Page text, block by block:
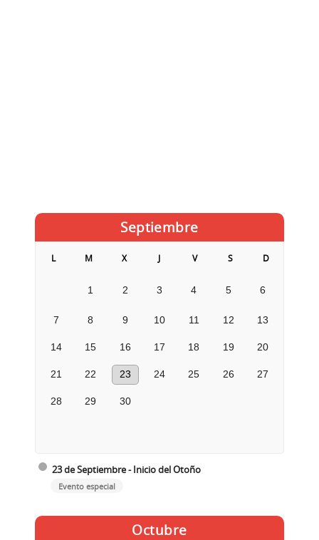
Septiembre
L M X J V S D
1 2 3 4 5 6
7 8 9 10 11 12 13
14 15 16 17 18 19 20
21 22 23 24 25 26 27
28 29 30
23 de Septiembre - Inicio del Otoño
Evento especial
Octubre